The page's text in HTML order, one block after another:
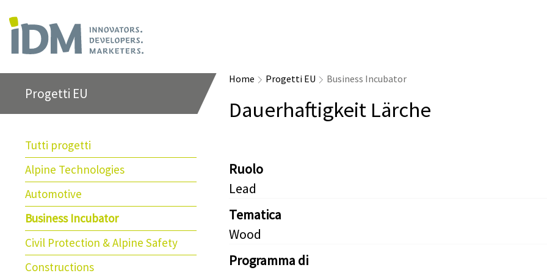
Progetti EU
Tutti progetti
Alpine Technologies
Automotive
Business Incubator
Civil Protection & Alpine Safety
Constructions
Home Progetti EU Business Incubator
Dauerhaftigkeit Lärche
Ruolo
Lead
Tematica
Wood
Programma di